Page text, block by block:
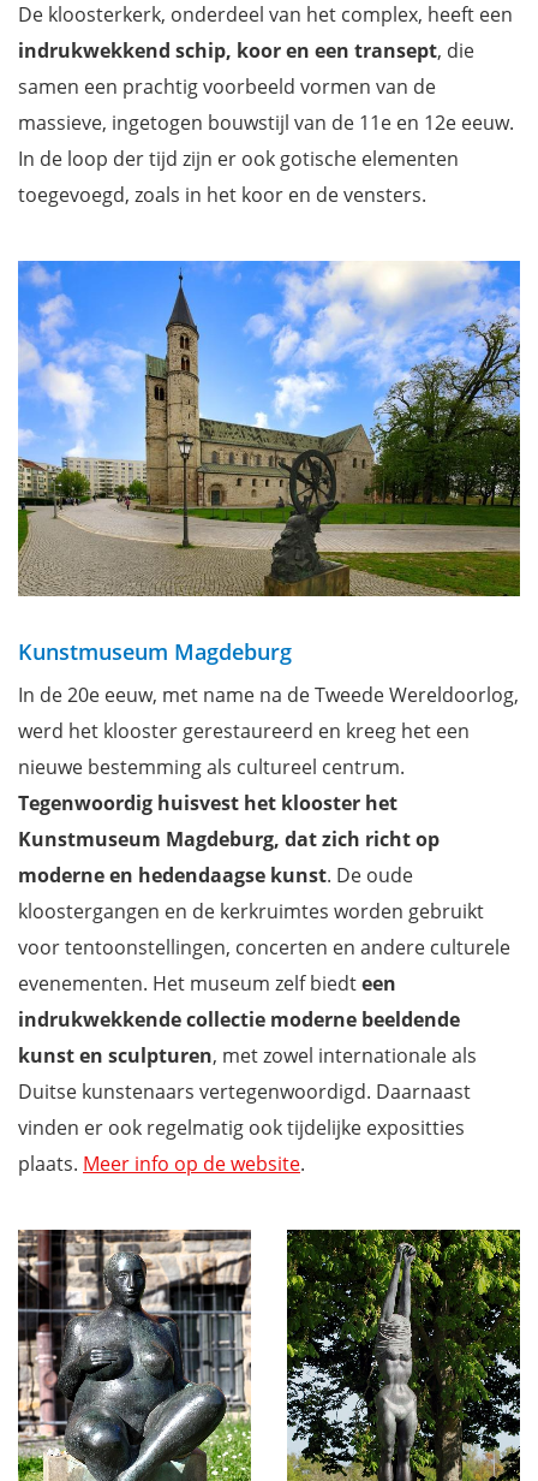
De kloosterkerk, onderdeel van het complex, heeft een
indrukwekkend schip, koor en een transept, die
samen een prachtig voorbeeld vormen van de
massieve, ingetogen bouwstijl van de 11e en 12e eeuw.
In de loop der tijd zijn er ook gotische elementen
toegevoegd, zoals in het koor en de vensters.
Kunstmuseum Magdeburg
In de 20e eeuw, met name na de Tweede Wereldoorlog,
werd het klooster gerestaureerd en kreeg het een
nieuwe bestemming als cultureel centrum.
Tegenwoordig huisvest het klooster het
Kunstmuseum Magdeburg, dat zich richt op
moderne en hedendaagse kunst. De oude
kloostergangen en de kerkruimtes worden gebruikt
voor tentoonstellingen, concerten en andere culturele
evenementen. Het museum zelf biedteen
indrukwekkende collectie moderne beeldende
kunst en sculpturen, met zowel internationale als
Duitse kunstenaars vertegenwoordigd. Daarnaast
vinden er ook regelmatig ook tijdelijke expositties
plaats. Meer info op de website.